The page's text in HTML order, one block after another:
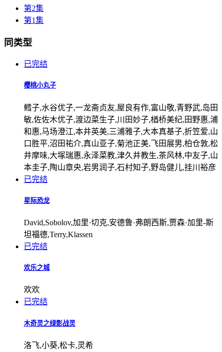
第2集
第1集
同类型
已完结
樱桃小丸子
鳕子,水谷优子,一龙斋贞友,屋良有作,富山敬,青野武,岛田
敏,佐佐木优子,渡边菜生子,川田妙子,楢桥美纪,田野惠,浦
和惠,马场澄江,本井英美,三浦雅子,大本真基子,折笠爱,山
口胜平,沼田祐介,真山亚子,菊池正美,飞田展男,柏仓敦,松
井摩味,大塚瑞惠,永泽菜教,津久井教生,茶风林,中友子,山
本圭子,陶山章央,岩男润子,石村知子,野岛健儿,挂川裕彦
已完结
星际恐龙
David,Sobolov,加里·切克,安德鲁·弗朗西斯,贾森·加里-斯
坦福德,Terry,Klassen
已完结
欢乐之城
欢欢
已完结
木奇灵之绿影战灵
洛飞,小葵,松卡,灵希